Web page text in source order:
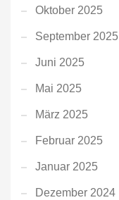
Oktober 2025
September 2025
Juni 2025
Mai 2025
März 2025
Februar 2025
Januar 2025
Dezember 2024